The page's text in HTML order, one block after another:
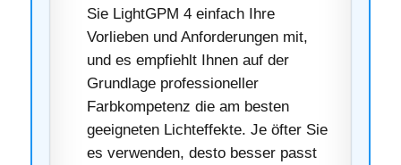
Sie LightGPM 4 einfach Ihre
Vorlieben und Anforderungen mit,
und es empfiehlt Ihnen auf der
Grundlage professioneller
Farbkompetenz die am besten
geeigneten Lichteffekte. Je öfter Sie
es verwenden, desto besser passt